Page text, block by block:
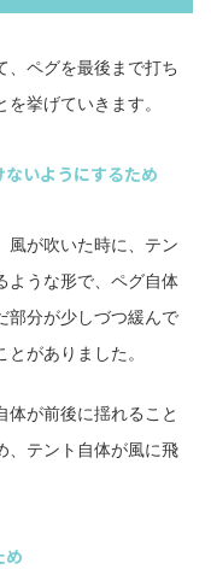
、ペグを最後まで打ち
挙げていきます。
いようにするため
風が吹いた時に、テン
ような形で、ペグ自体
部分が少しづつ緩んで
がありました。
体が前後に揺れること
、テント自体が風に飛
め